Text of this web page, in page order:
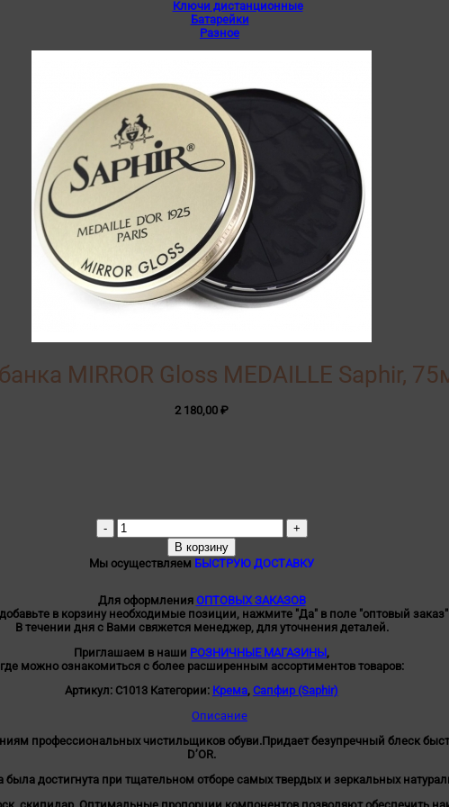
Ключи дистанционные
Батарейки
Разное
MIRROR Gloss MEDAILLE Saphir,
2 180,00 ₽
Количество
товара
банка
Gloss
MEDAILLE
Saphir,
75мл
В корзину
Мы осуществляем БЫСТРУЮ ДОСТАВКУ
Для оформления ОПТОВЫХ ЗАКАЗОВ
в корзину необходимые позиции, нажмите "Да" в поле "оптовый
В течении дня с Вами свяжется менеджер, для уточнения деталей.
Приглашаем в наши РОЗНИЧНЫЕ МАГАЗИНЫ,
где можно ознакомиться с более расширенным ассортиментов товаров:
Артикул: С1013 Категории: Крема, Сапфир (Saphir)
Описание
профессиональных чистильщиков обуви.Придает безупречный блеск
D’OR.
достигнута при тщательном отборе самых твердых и зеркальных